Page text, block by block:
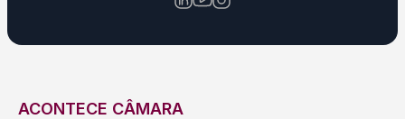
ACONTECE CÂMARA